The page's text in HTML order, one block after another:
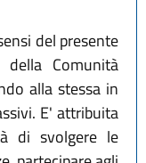
del presente
Comunità
alla stessa in
E' attribuita
di svolgere le